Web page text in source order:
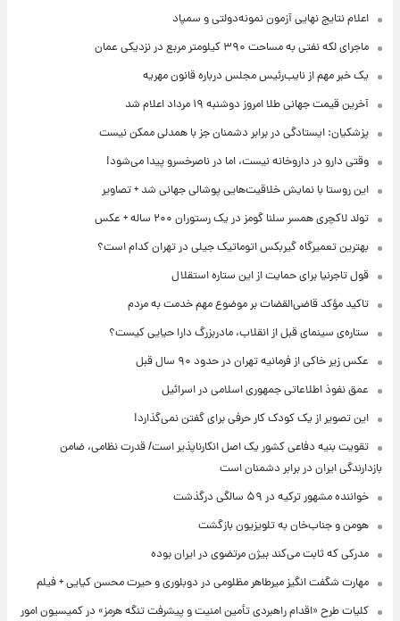
اعلام نتایج نهایی آزمون نمونه‌دولتی و سمپاد
ماجرای لکه نفتی به مساحت ۳۹۰ کیلومتر مربع در نزدیکی عمان
یک خبر مهم از نایب‌رئیس مجلس درباره قانون مهریه
آخرین قیمت جهانی طلا امروز دوشنبه ۱۹ مرداد اعلام شد
پزشکیان: ایستادگی در برابر دشمنان جز با همدلی ممکن نیست
وقتی دارو در داروخانه نیست، اما در ناصرخسرو پیدا می‌شود!
این روستا با نمایش خلاقیت‌هایی پوشالی جهانی شد + تصاویر
تولد لاکچری همسر سلنا گومز در یک رستوران ۲۰۰ ساله + عکس
بهترین تعمیرگاه گیربکس اتوماتیک جیلی در تهران کدام است؟
قول تاجرنیا برای حمایت از این ستاره استقلال
تاکید مؤکد قاضی‌القضات بر موضوع مهم خدمت به مردم
ستاره‌ی سینمای قبل از انقلاب، مادربزرگ دارا حیایی کیست؟
عکس زیر خاکی از فرمانیه تهران در حدود ۹۰ سال قبل
عمق نفوذ اطلاعاتی جمهوری اسلامی در اسرائیل
این تصویر از یک کودک کار حرفی برای گفتن نمی‌گذارد!
تقویت بنیه دفاعی کشور یک اصل انکارناپذیر است/ قدرت نظامی، ضامن
بازدارندگی ایران در برابر دشمنان است
خواننده مشهور ترکیه در ۵۹ سالگی درگذشت
هومن و جناب‌خان به تلویزیون بازگشت
مدرکی که ثابت می‌کند بیژن مرتضوی در ایران بوده
مهارت شگفت انگیز میرطاهر مظلومی در دوبلوری و حیرت محسن کیایی + فیلم
کلیات طرح «اقدام راهبردی تأمین امنیت و پیشرفت تنگه هرمز» در کمیسیون امور